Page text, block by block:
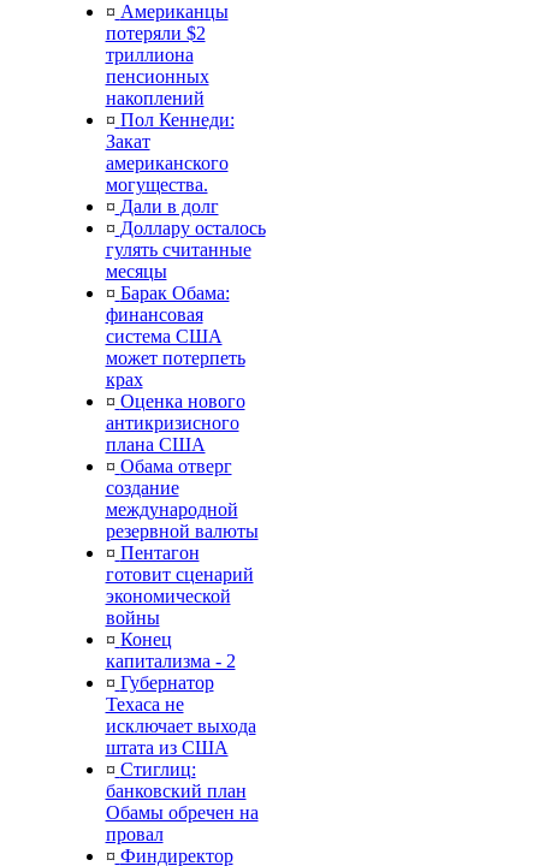
¤ Американцы
потеряли $2
триллиона
пенсионных
накоплений
¤ Пол Кеннеди:
Закат
американского
могущества.
¤ Дали в долг
¤ Доллару осталось
гулять считанные
месяцы
¤ Барак Обама:
финансовая
система США
может потерпеть
крах
¤ Оценка нового
антикризисного
плана США
¤ Обама отверг
создание
международной
резервной валюты
¤ Пентагон
готовит сценарий
экономической
войны
¤ Конец
капитализма - 2
¤ Губернатор
Техаса не
исключает выхода
штата из США
¤ Стиглиц:
банковский план
Обамы обречен на
провал
¤ Финдиректор